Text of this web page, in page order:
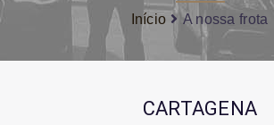
Início A nossa frota
CARTAGENA